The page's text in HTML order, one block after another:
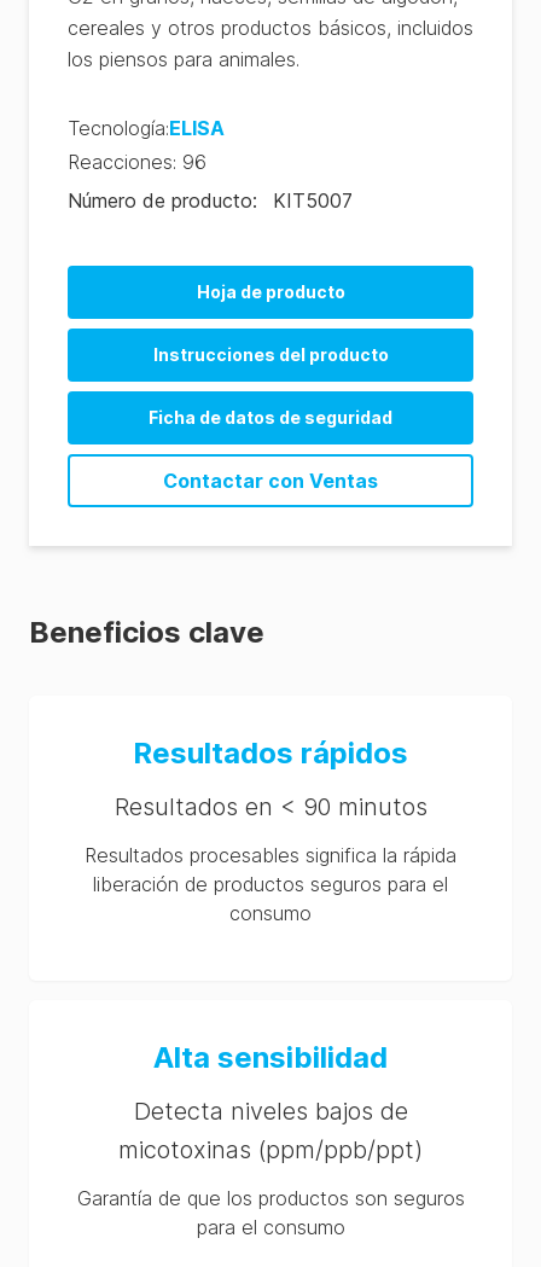
cereales y otros productos básicos, incluidos
los piensos para animales.
Tecnología:ELISA
Reacciones: 96
Número de producto: KIT5007
Hoja de producto
Instrucciones del producto
Ficha de datos de seguridad
us)
cn)
Contactar con Ventas
Beneficios clave
Resultados rápidos
Resultados en < 90 minutos
Resultados procesables significa la rápida
liberación de productos seguros para el
consumo
Alta sensibilidad
Detecta niveles bajos de
micotoxinas (ppm/ppb/ppt)
Garantía de que los productos son seguros
para el consumo